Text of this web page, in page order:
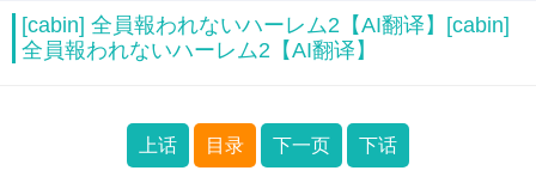
[cabin] 全員報われないハーレム2【AI翻译】[cabin]
全員報われないハーレム2【AI翻译】
上话 目录 下一页 下话